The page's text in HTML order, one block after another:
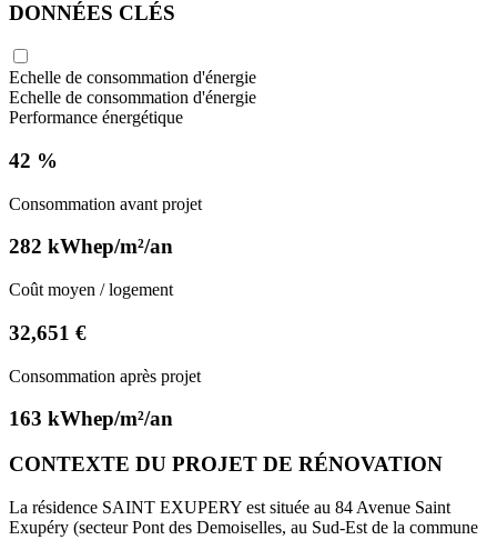
DONNÉES CLÉS
Echelle de consommation d'énergie
Echelle de consommation d'énergie
Performance énergétique
42 %
Consommation avant projet
282 kWhep/m²/an
Coût moyen / logement
32,651 €
Consommation après projet
163 kWhep/m²/an
CONTEXTE DU PROJET DE RÉNOVATION
La résidence SAINT EXUPERY est située au 84 Avenue Saint
Exupéry (secteur Pont des Demoiselles, au Sud-Est de la commune